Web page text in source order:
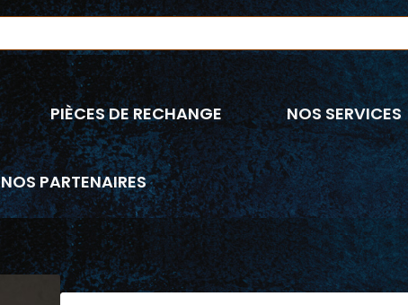
PIÈCES DE RECHANGE NOS SERVICES
NOS PARTENAIRES